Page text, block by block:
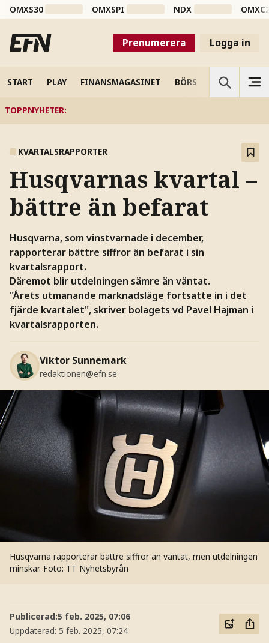
OMXS30 OMXSPI NDX
Prenumerera Logga in
START PLAY FINANSMAGASINET BÖRS VETENSKAP
TOPPNYHETER:
KVARTALSRAPPORTER
Husqvarnas kvartal –
bättre än befarat
Husqvarna, som vinstvarnade i december,
rapporterar bättre siffror än befarat i sin
kvartalsrapport.
Däremot blir utdelningen sämre än väntat.
"Årets utmanande marknadsläge fortsatte in i det
fjärde kvartalet", skriver bolagets vd Pavel Hajman i
kvartalsrapporten.
Viktor Sunnemark
redaktionen@efn.se
Husqvarna rapporterar bättre siffror än väntat, men utdelningen
minskar. Foto: TT Nyhetsbyrån
Publicerad:5 feb. 2025, 07:06
Uppdaterad: 5 feb. 2025, 07:24